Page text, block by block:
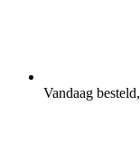
Vandaag besteld,